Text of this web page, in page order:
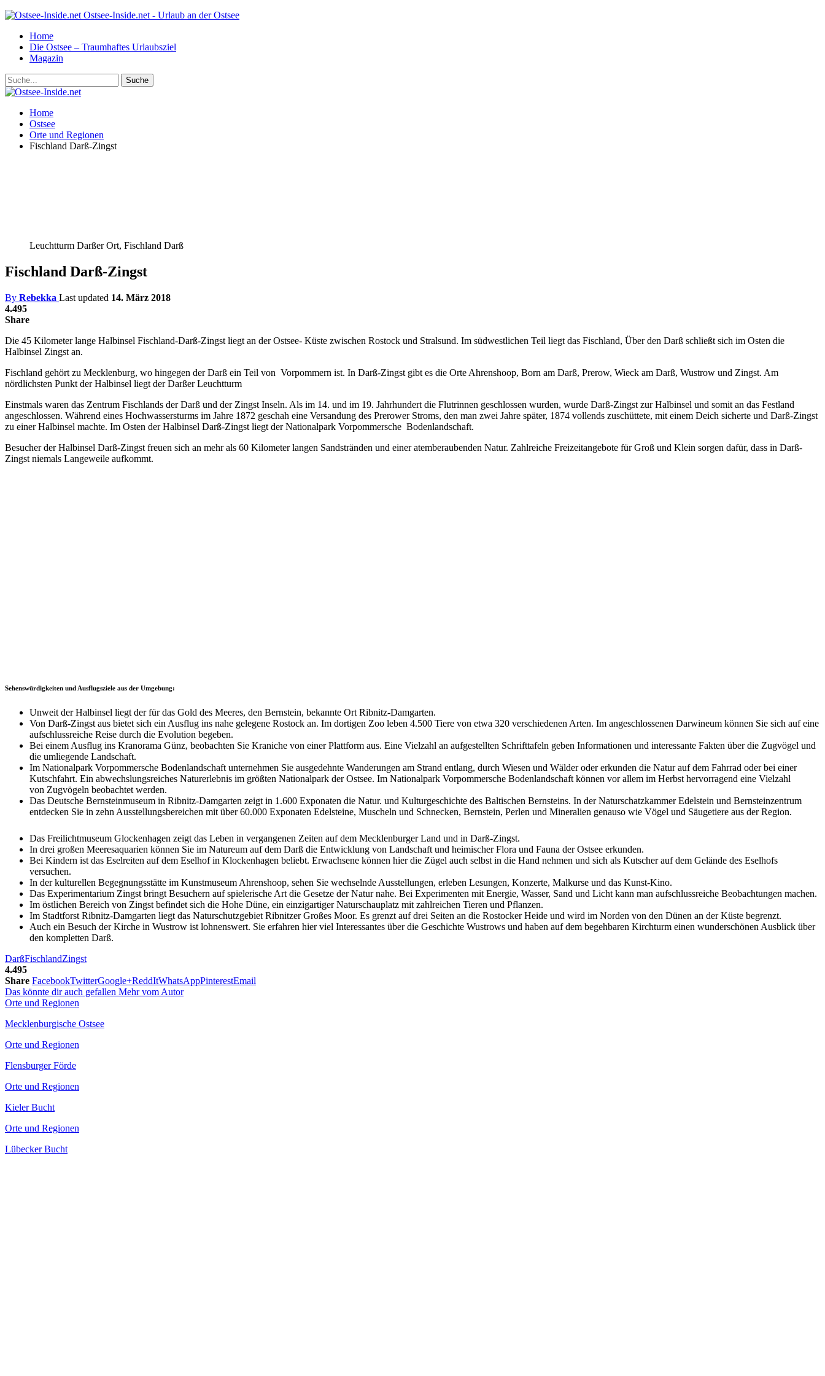
Ostsee-Inside.net - Urlaub an der Ostsee
Home
Die Ostsee – Traumhaftes Urlaubsziel
Magazin
Home
Ostsee
Orte und Regionen
Fischland Darß-Zingst
Leuchtturm Darßer Ort, Fischland Darß
Fischland Darß-Zingst
By Rebekka Last updated 14. März 2018
4.495
Share
Die 45 Kilometer lange Halbinsel Fischland-Darß-Zingst liegt an der Ostsee- Küste zwischen Rostock und Stralsund. Im südwestlichen Teil liegt das Fischland, Über den Darß schließt sich im Osten die
Halbinsel Zingst an.
Fischland gehört zu Mecklenburg, wo hingegen der Darß ein Teil von Vorpommern ist. In Darß-Zingst gibt es die Orte Ahrenshoop, Born am Darß, Prerow, Wieck am Darß, Wustrow und Zingst. Am
nördlichsten Punkt der Halbinsel liegt der Darßer Leuchtturm
Einstmals waren das Zentrum Fischlands der Darß und der Zingst Inseln. Als im 14. und im 19. Jahrhundert die Flutrinnen geschlossen wurden, wurde Darß-Zingst zur Halbinsel und somit an das Festland
angeschlossen. Während eines Hochwassersturms im Jahre 1872 geschah eine Versandung des Prerower Stroms, den man zwei Jahre später, 1874 vollends zuschüttete, mit einem Deich sicherte und Darß-Zingst
zu einer Halbinsel machte. Im Osten der Halbinsel Darß-Zingst liegt der Nationalpark Vorpommersche Bodenlandschaft.
Besucher der Halbinsel Darß-Zingst freuen sich an mehr als 60 Kilometer langen Sandstränden und einer atemberaubenden Natur. Zahlreiche Freizeitangebote für Groß und Klein sorgen dafür, dass in Darß-
Zingst niemals Langeweile aufkommt.
Sehenswürdigkeiten und Ausflugsziele aus der Umgebung:
Unweit der Halbinsel liegt der für das Gold des Meeres, den Bernstein, bekannte Ort Ribnitz-Damgarten.
Von Darß-Zingst aus bietet sich ein Ausflug ins nahe gelegene Rostock an. Im dortigen Zoo leben 4.500 Tiere von etwa 320 verschiedenen Arten. Im angeschlossenen Darwineum können Sie sich auf eine
aufschlussreiche Reise durch die Evolution begeben.
Bei einem Ausflug ins Kranorama Günz, beobachten Sie Kraniche von einer Plattform aus. Eine Vielzahl an aufgestellten Schrifttafeln geben Informationen und interessante Fakten über die Zugvögel und
die umliegende Landschaft.
Im Nationalpark Vorpommersche Bodenlandschaft unternehmen Sie ausgedehnte Wanderungen am Strand entlang, durch Wiesen und Wälder oder erkunden die Natur auf dem Fahrrad oder bei einer
Kutschfahrt. Ein abwechslungsreiches Naturerlebnis im größten Nationalpark der Ostsee. Im Nationalpark Vorpommersche Bodenlandschaft können vor allem im Herbst hervorragend eine Vielzahl
von Zugvögeln beobachtet werden.
Das Deutsche Bernsteinmuseum in Ribnitz-Damgarten zeigt in 1.600 Exponaten die Natur. und Kulturgeschichte des Baltischen Bernsteins. In der Naturschatzkammer Edelstein und Bernsteinzentrum
entdecken Sie in zehn Ausstellungsbereichen mit über 60.000 Exponaten Edelsteine, Muscheln und Schnecken, Bernstein, Perlen und Mineralien genauso wie Vögel und Säugetiere aus der Region.
Das Freilichtmuseum Glockenhagen zeigt das Leben in vergangenen Zeiten auf dem Mecklenburger Land und in Darß-Zingst.
In drei großen Meeresaquarien können Sie im Natureum auf dem Darß die Entwicklung von Landschaft und heimischer Flora und Fauna der Ostsee erkunden.
Bei Kindern ist das Eselreiten auf dem Eselhof in Klockenhagen beliebt. Erwachsene können hier die Zügel auch selbst in die Hand nehmen und sich als Kutscher auf dem Gelände des Eselhofs
versuchen.
In der kulturellen Begegnungsstätte im Kunstmuseum Ahrenshoop, sehen Sie wechselnde Ausstellungen, erleben Lesungen, Konzerte, Malkurse und das Kunst-Kino.
Das Experimentarium Zingst bringt Besuchern auf spielerische Art die Gesetze der Natur nahe. Bei Experimenten mit Energie, Wasser, Sand und Licht kann man aufschlussreiche Beobachtungen machen.
Im östlichen Bereich von Zingst befindet sich die Hohe Düne, ein einzigartiger Naturschauplatz mit zahlreichen Tieren und Pflanzen.
Im Stadtforst Ribnitz-Damgarten liegt das Naturschutzgebiet Ribnitzer Großes Moor. Es grenzt auf drei Seiten an die Rostocker Heide und wird im Norden von den Dünen an der Küste begrenzt.
Auch ein Besuch der Kirche in Wustrow ist lohnenswert. Sie erfahren hier viel Interessantes über die Geschichte Wustrows und haben auf dem begehbaren Kirchturm einen wunderschönen Ausblick über
den kompletten Darß.
DarßFischlandZingst
4.495
Share FacebookTwitterGoogle+ReddItWhatsAppPinterestEmail
Das könnte dir auch gefallen Mehr vom Autor
Orte und Regionen
Mecklenburgische Ostsee
Orte und Regionen
Flensburger Förde
Orte und Regionen
Kieler Bucht
Orte und Regionen
Lübecker Bucht